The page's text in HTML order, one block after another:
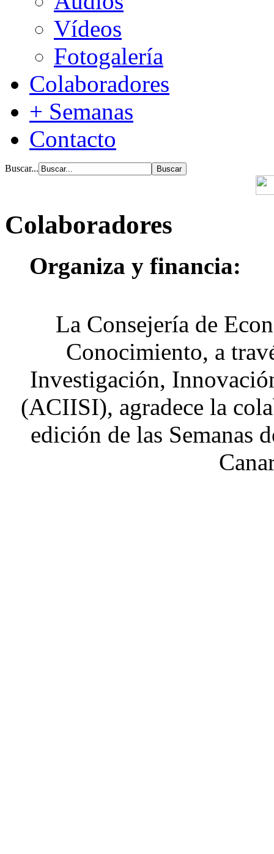
Vídeos
Fotogalería
Colaboradores
+ Semanas
Contacto
Buscar...
Colaboradores
Organiza y financia:
La Consejería de
Conocimiento, a
Investigación,
(ACIISI), agradece la
edición de las Semanas